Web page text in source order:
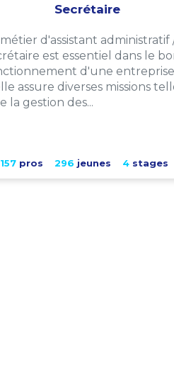
Secrétaire
d'assistant administratif
est essentiel dans le
d'une
assure diverses missions
la gestion des...
157 pros 296 jeunes 4 stages